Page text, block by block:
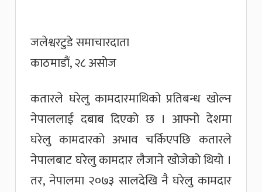
जलेश्वरटुडे समाचारदाता
काठमाडौं, २८ असोज
कतारले घरेलु कामदारमाथिको प्रतिबन्ध खोल्न
नेपाललाई दबाब दिएको छ । आफ्नो देशमा
घरेलु कामदारको अभाव चर्किएपछि कतारले
नेपालबाट घरेलु कामदार लैजाने खोजेको थियो ।
तर, नेपालमा २०७३ सालदेखि नै घरेलु कामदार